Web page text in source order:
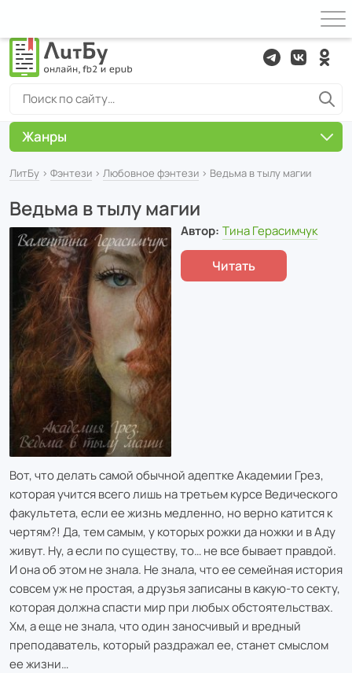
ЛитБу › Фэнтези › Любовное фэнтези › Ведьма в тылу магии
Ведьма в тылу магии
Автор: Тина Герасимчук
Читать
Вот, что делать самой обычной адептке Академии Грез,
которая учится всего лишь на третьем курсе Ведического
факультета, если ее жизнь медленно, но верно катится к
чертям?! Да, тем самым, у которых рожки да ножки и в Аду
живут. Ну, а если по существу, то… не все бывает правдой.
И она об этом не знала. Не знала, что ее семейная история
совсем уж не простая, а друзья записаны в какую-то секту,
которая должна спасти мир при любых обстоятельствах.
Хм, а еще не знала, что один заносчивый и вредный
преподаватель, который раздражал ее, станет смыслом
ее жизни…
Жанры